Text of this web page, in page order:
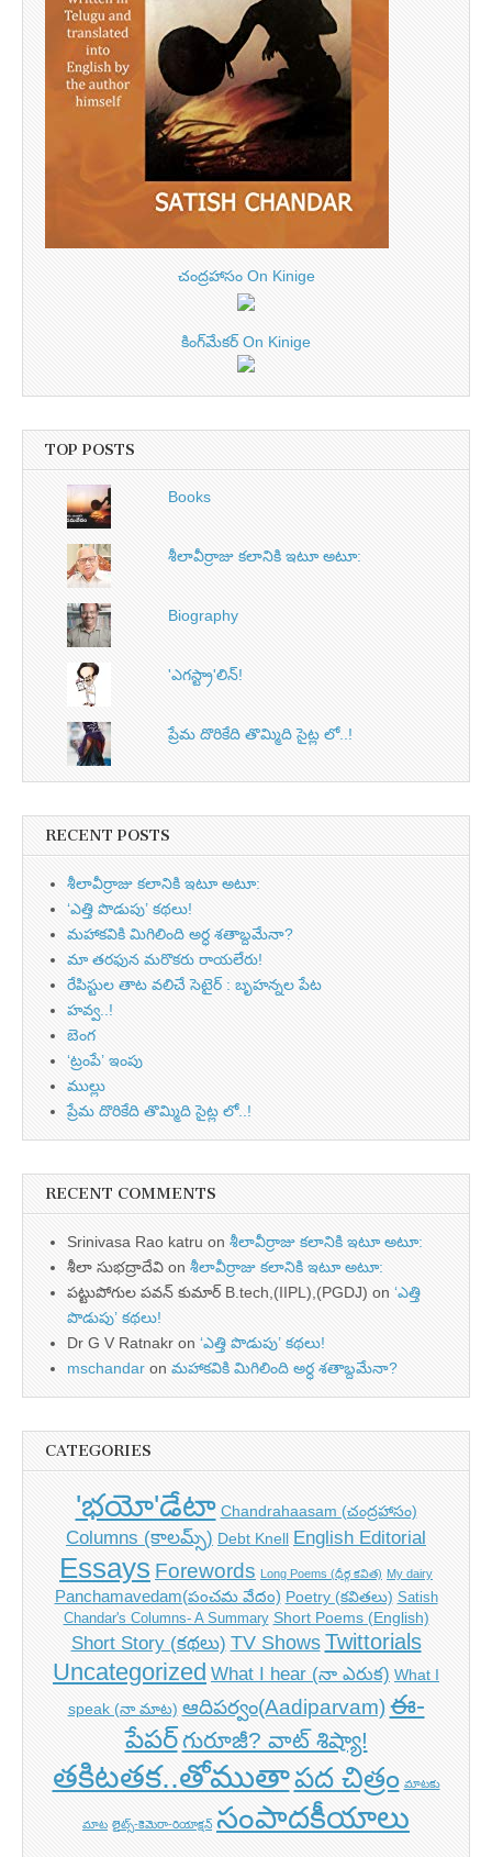
చంద్రహాసం On Kinige
కింగ్‌మేకర్ On Kinige
TOP POSTS
Books
శీలావీర్రాజు కలానికి ఇటూ అటూ:
Biography
'ఎగస్ట్రా'లిన్‌!
ప్రేమ దొరికేది తొమ్మిది సైట్ల లో..!
RECENT POSTS
శీలావీర్రాజు కలానికి ఇటూ అటూ:
‘ఎత్తి పొడుపు’ కథలు!
మహాకవికి మిగిలింది అర్ధ శతాబ్దమేనా?
మా తరఫున మరొకరు రాయలేరు!
రేపిస్టుల తాట వలిచే సెటైర్ : బృహన్నల పేట
హవ్వ..!
బెంగ
‘ట్రంపే’ ఇంపు
ముల్లు
ప్రేమ దొరికేది తొమ్మిది సైట్ల లో..!
RECENT COMMENTS
Srinivasa Rao katru on శీలావీర్రాజు కలానికి ఇటూ అటూ:
శీలా సుభద్రాదేవి on శీలావీర్రాజు కలానికి ఇటూ అటూ:
పట్టుపోగుల పవన్ కుమార్ B.tech,(IIPL),(PGDJ) on ‘ఎత్తి
పొడుపు’ కథలు!
Dr G V Ratnakr on ‘ఎత్తి పొడుపు’ కథలు!
mschandar on మహాకవికి మిగిలింది అర్ధ శతాబ్దమేనా?
CATEGORIES
'భయో'డేటా Chandrahaasam (చంద్రహాసం)
Columns (కాలమ్స్) Debt Knell English Editorial
Essays Forewords Long Poems (ధీర్గ కవిత) My dairy
Panchamavedam(పంచమ వేదం) Poetry (కవితలు) Satish
Chandar's Columns- A Summary Short Poems (English)
Short Story (కథలు) TV Shows Twittorials
Uncategorized What I hear (నా ఎరుక) What I
speak (నా మాట) ఆదిపర్వం(Aadiparvam) ఈ-
పేపర్గురూజీ? వాట్ శిష్యా!
తకిటతక..తోముతాపద చిత్రం మాటకు
మాట లైట్స్-కెమెరా-రియాక్షన్ సంపాదకీయాలు